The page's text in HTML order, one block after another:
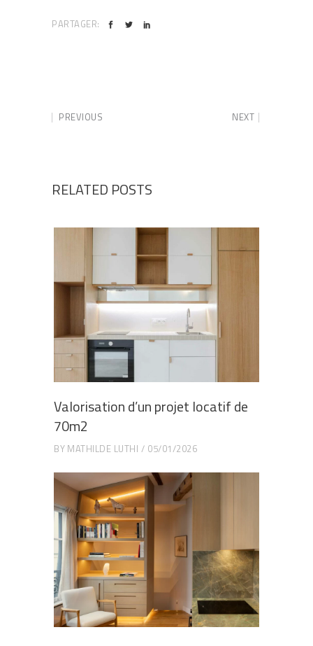
PARTAGER:
PREVIOUS NEXT
RELATED POSTS
Valorisation d’un projet locatif de
70m2
BY MATHILDE LUTHI 05/01/2026